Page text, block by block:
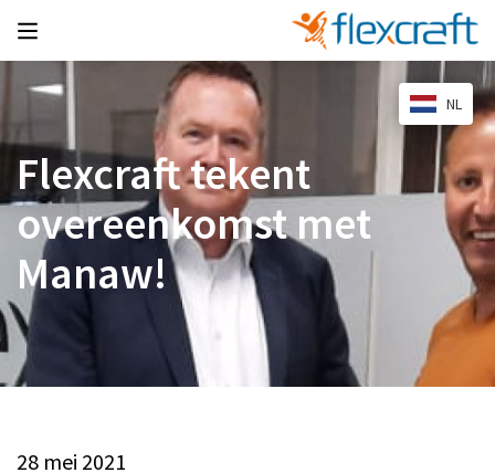
Flexcraft tekent
overeenkomst met
Manaw!
28 mei 2021
NL